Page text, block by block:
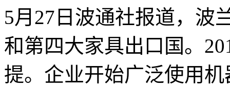
5月27日波通社报道，波
和第四大家具出口国。
提。企业开始广泛使用